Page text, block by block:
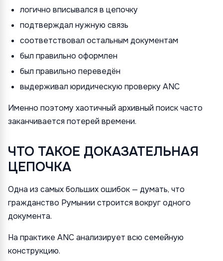
логично вписывался в цепочку
подтверждал нужную связь
соответствовал остальным документам
был правильно оформлен
был правильно переведён
выдерживал юридическую проверку ANC
Именно поэтому хаотичный архивный поиск часто
заканчивается потерей времени.
ЧТО ТАКОЕ ДОКАЗАТЕЛЬНАЯ
ЦЕПОЧКА
Одна из самых больших ошибок — думать, что
гражданство Румынии строится вокруг одного
документа.
На практике ANC анализирует всю семейную
конструкцию.